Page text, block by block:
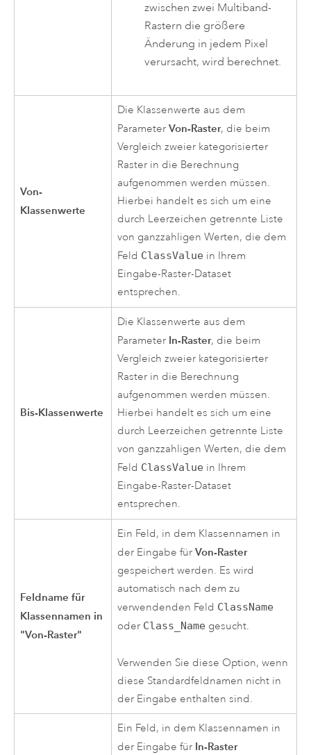
zwischen zwei Multiband-
Rastern die größere
Änderung in jedem Pixel
verursacht, wird berechnet.
Von-
Klassenwerte
Die Klassenwerte aus dem
ParameterVon-Raster, die beim
Vergleich zweier kategorisierter
Raster in die Berechnung
aufgenommen werden müssen.
Hierbei handelt es sich um eine
durch Leerzeichen getrennte Liste
von ganzzahligen Werten, die dem
Feld ClassValue in Ihrem
Eingabe-Raster-Dataset
entsprechen.
Bis-Klassenwerte
Die Klassenwerte aus dem
Parameter In-Raster, die beim
Vergleich zweier kategorisierter
Raster in die Berechnung
aufgenommen werden müssen.
Hierbei handelt es sich um eine
durch Leerzeichen getrennte Liste
von ganzzahligen Werten, die dem
Feld ClassValue in Ihrem
Eingabe-Raster-Dataset
entsprechen.
Feldname für
Klassennamen in
"Von-Raster"
Ein Feld, in dem Klassennamen in
der Eingabe fürVon-Raster
gespeichert werden. Es wird
automatisch nach dem zu
verwendenden Feld ClassName
oder Class_Name gesucht.
Verwenden Sie diese Option, wenn
diese Standardfeldnamen nicht in
der Eingabe enthalten sind.
Ein Feld, in dem Klassennamen in
der Eingabe für In-Raster